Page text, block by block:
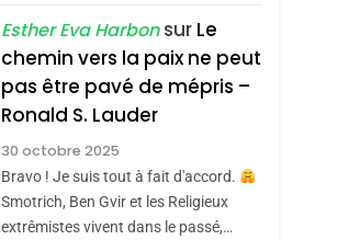
RÉSILIENTE :
POURQUOI JE
REVENDIQUE MA
JUDAÏTE Par Thérèse
Zrihen-Dvir
ISRAÉL JUDAISME
CE QUI NOUS
MANQUE – Jacques
Hadida
JUDAISME
Esther Eva Harbonsur Le
chemin vers la paix ne peut
pas être pavé de mépris –
Ronald S. Lauder
30 octobre 2025
Bravo ! Je suis tout à fait d'accord.
Smotrich, Ben Gvir et les Religieux
extrêmistes vivent dans le passé,…